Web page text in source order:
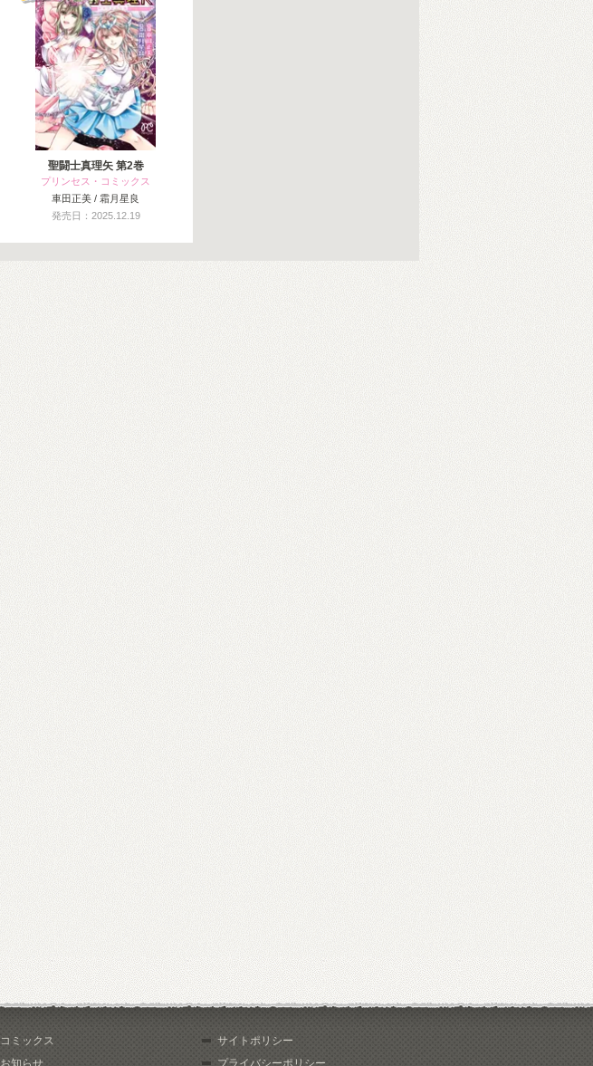
聖闘士真理矢 第2巻
プリンセス・コミックス
車田正美 / 霜月星良
発売日：2025.12.19
コミックス
お知らせ
サイトポリシー
プライバシーポリシー